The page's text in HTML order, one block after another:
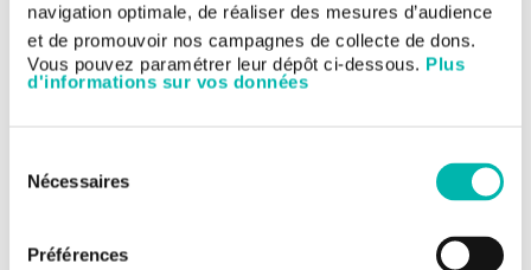
navigation optimale, de réaliser des mesures d’audience
et de promouvoir nos campagnes de collecte de dons.
Vous pouvez paramétrer leur dépôt ci-dessous. Plus
d'informations sur vos données
Nécessaires
Préférences
De 800 000 à 1 300 000 € 0,50 %
De 1 300 000 à 2 570 000 € 0,70 %
De 5 000 000 € à 10 000
Au-delà de 10 000 000 €